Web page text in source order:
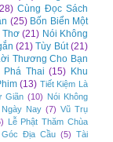
Cùng Đọc Sách
(25) Bốn Biển Một
Thơ (21) Nói Không
(21) Tùy Bút (21)
Thương Cho Bạn
Phá Thai (15) Khu
(13) Tiết Kiệm Là
Giãn (10) Nói Không
Nay (7) Vũ Trụ
Lễ Phật Thăm Chùa
Góc Địa Cầu (5) Tài